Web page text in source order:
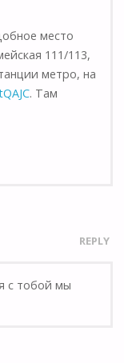
место
111/113,
метро, на
. Там
REPLY
с тобой мы